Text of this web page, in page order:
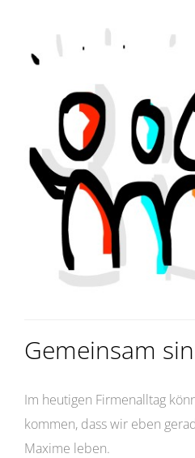
Gemeinsam
Im heutigen Firmenalltag
kommen, dass wir eben
Maxime leben.